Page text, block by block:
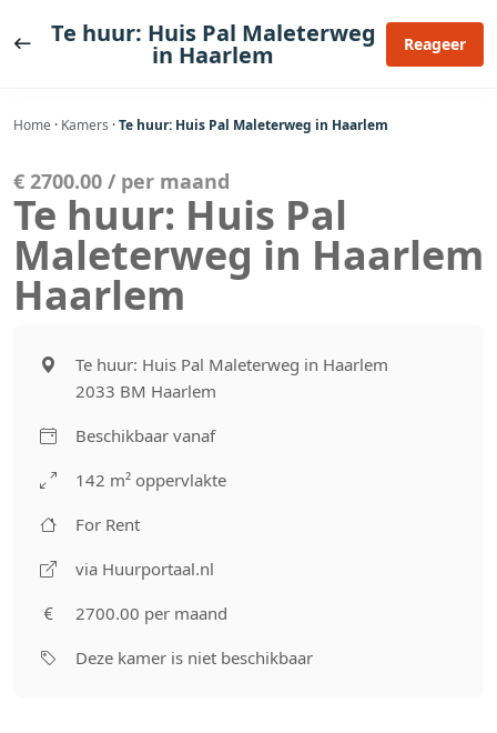
naar
Te huur: Huis Pal Maleterweg
in Haarlem Reageer
Home · Kamers ·Te huur: Huis Pal Maleterweg in Haarlem
€ 2700.00 / per maand
Te huur: Huis Pal
Maleterweg in Haarlem
Haarlem
Te huur: Huis Pal Maleterweg in Haarlem
2033 BM Haarlem
Beschikbaar vanaf
142 m² oppervlakte
For Rent
via Huurportaal.nl
2700.00 per maand
Deze kamer is niet beschikbaar